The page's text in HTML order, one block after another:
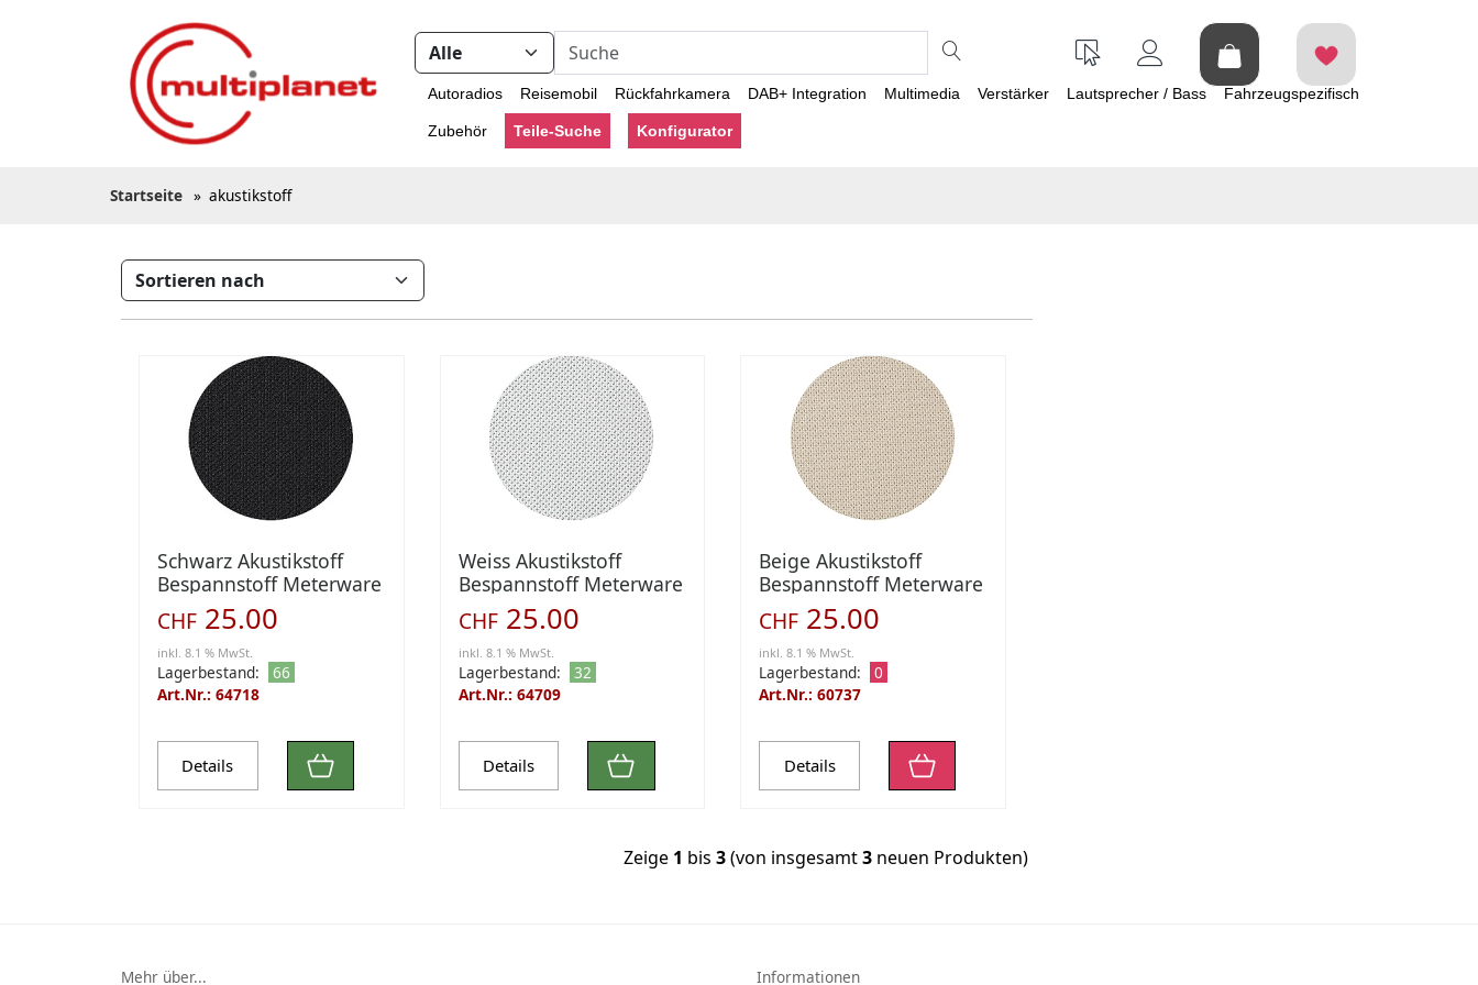
Autoradios Reisemobil Rückfahrkamera DAB+ Integration Multimedia Verstärker Lautsprecher / Bass Fahrzeugspezifisch
Zubehör Teile-Suche Konfigurator
Startseite » akustikstoff
Schwarz Akustikstoff
Bespannstoff Meterware
0,75 x lfm
CHF 25.00
inkl. 8.1 % MwSt.
Lagerbestand:
66
Art.Nr.: 64718
Details
Weiss Akustikstoff
Bespannstoff Meterware
0,75 x lfm
CHF25.00
inkl. 8.1 % MwSt.
Lagerbestand:
32
Art.Nr.: 64709
Details
Beige Akustikstoff
Bespannstoff Meterware
0,75 x lfm
CHF 25.00
inkl. 8.1 % MwSt.
Lagerbestand:
0
Art.Nr.: 60737
Details
Zeige 1 bis 3(von insgesamt3 neuen Produkten)
Mehr über... Informationen